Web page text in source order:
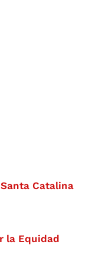
Catalina
la Equidad